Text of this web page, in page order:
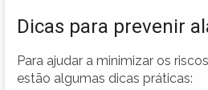
Dicas para prevenir
Para ajudar a minimizar os
estão algumas dicas práticas: